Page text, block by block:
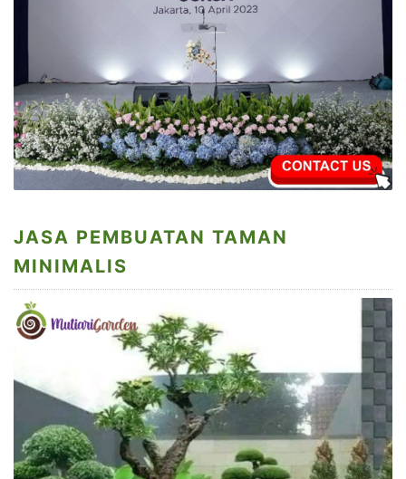
JASA PEMBUATAN TAMAN
MINIMALIS